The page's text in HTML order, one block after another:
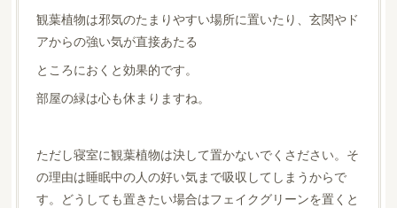
観葉植物は邪気のたまりやすい場所に置いたり、玄関やド
アからの強い気が直接あたる
ところにおくと効果的です。
部屋の緑は心も休まりますね。
ただし寝室に観葉植物は決して置かないでくさださい。そ
の理由は睡眠中の人の好い気まで吸収してしまうからで
す。どうしても置きたい場合はフェイクグリーンを置くと